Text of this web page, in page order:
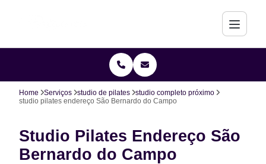
Home Serviços studio de pilates
studio completo próximo
studio pilates endereço São Bernardo do Campo
Studio Pilates Endereço São
Bernardo do Campo